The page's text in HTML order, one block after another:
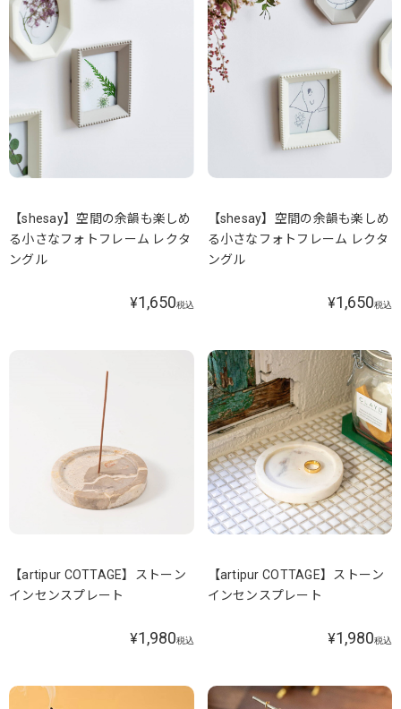
【shesay】空間の余韻も楽しめ
る小さなフォトフレーム レクタ
ングル
¥1,650税込
【shesay】空間の余韻も楽しめ
る小さなフォトフレーム レクタ
ングル
¥1,650税込
【artipur COTTAGE】ストーン
インセンスプレート
¥1,980税込
【artipur COTTAGE】ストーン
インセンスプレート
¥1,980税込